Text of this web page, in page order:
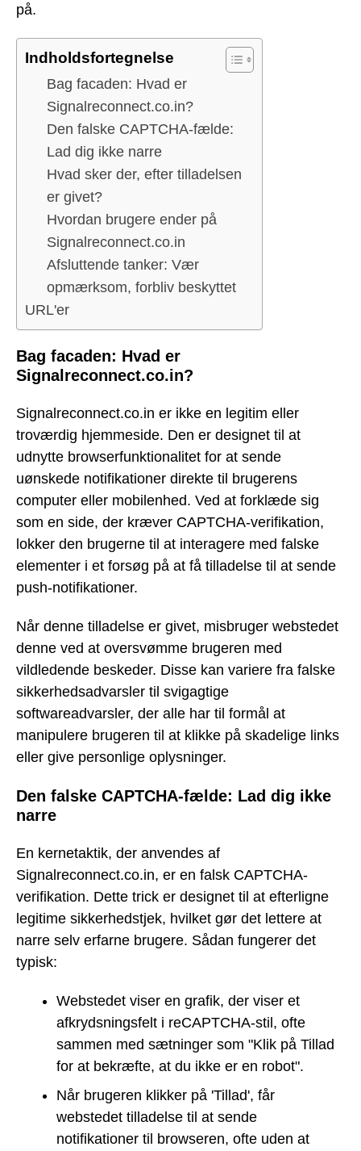
på.
Indholdsfortegnelse
Bag facaden: Hvad er
Signalreconnect.co.in?
Den falske CAPTCHA-fælde:
Lad dig ikke narre
Hvad sker der, efter tilladelsen
er givet?
Hvordan brugere ender på
Signalreconnect.co.in
Afsluttende tanker: Vær
opmærksom, forbliv beskyttet
URL'er
Bag facaden: Hvad er
Signalreconnect.co.in?
Signalreconnect.co.in er ikke en legitim eller
troværdig hjemmeside. Den er designet til at
udnytte browserfunktionalitet for at sende
uønskede notifikationer direkte til brugerens
computer eller mobilenhed. Ved at forklæde sig
som en side, der kræver CAPTCHA-verifikation,
lokker den brugerne til at interagere med falske
elementer i et forsøg på at få tilladelse til at sende
push-notifikationer.
Når denne tilladelse er givet, misbruger webstedet
denne ved at oversvømme brugeren med
vildledende beskeder. Disse kan variere fra falske
sikkerhedsadvarsler til svigagtige
softwareadvarsler, der alle har til formål at
manipulere brugeren til at klikke på skadelige links
eller give personlige oplysninger.
Den falske CAPTCHA-fælde: Lad dig ikke
narre
En kernetaktik, der anvendes af
Signalreconnect.co.in, er en falsk CAPTCHA-
verifikation. Dette trick er designet til at efterligne
legitime sikkerhedstjek, hvilket gør det lettere at
narre selv erfarne brugere. Sådan fungerer det
typisk:
Webstedet viser en grafik, der viser et
afkrydsningsfelt i reCAPTCHA-stil, ofte
sammen med sætninger som "Klik på Tillad
for at bekræfte, at du ikke er en robot".
Når brugeren klikker på 'Tillad', får
webstedet tilladelse til at sende
notifikationer til browseren, ofte uden at